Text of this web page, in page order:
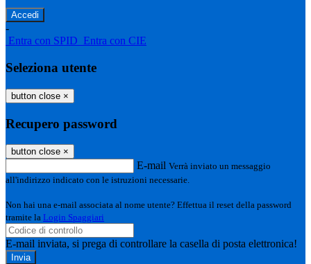
-
Entra con SPID Entra con CIE
Seleziona utente
button close ×
Recupero password
button close ×
E-mail Verrà inviato un messaggio
all'indirizzo indicato con le istruzioni necessarie.
Non hai una e-mail associata al nome utente? Effettua il reset della password
tramite la Login Spaggiari
E-mail inviata, si prega di controllare la casella di posta elettronica!